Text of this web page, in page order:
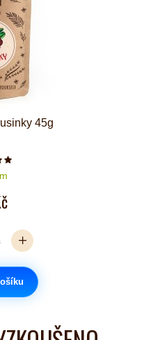
45g
hvězdiček je 5 z 5